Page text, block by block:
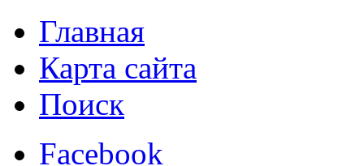
Главная
Карта сайта
Поиск
Facebook